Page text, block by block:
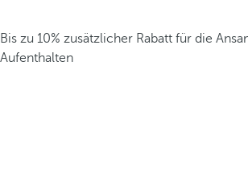
Bis zu 10% zusätzlicher Rabatt für die
Aufenthalten